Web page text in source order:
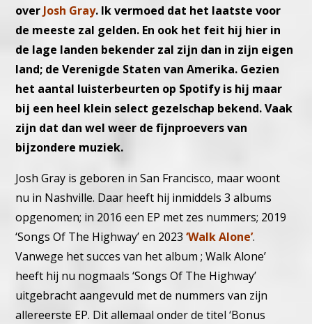
over Josh Gray. Ik vermoed dat het laatste voor
de meeste zal gelden. En ook het feit hij hier in
de lage landen bekender zal zijn dan in zijn eigen
land; de Verenigde Staten van Amerika. Gezien
het aantal luisterbeurten op Spotify is hij maar
bij een heel klein select gezelschap bekend. Vaak
zijn dat dan wel weer de fijnproevers van
bijzondere muziek.
Josh Gray is geboren in San Francisco, maar woont
nu in Nashville. Daar heeft hij inmiddels 3 albums
opgenomen; in 2016 een EP met zes nummers; 2019
‘Songs Of The Highway’ en 2023‘Walk Alone’.
Vanwege het succes van het album ; Walk Alone’
heeft hij nu nogmaals ‘Songs Of The Highway’
uitgebracht aangevuld met de nummers van zijn
allereerste EP. Dit allemaal onder de titel ‘Bonus